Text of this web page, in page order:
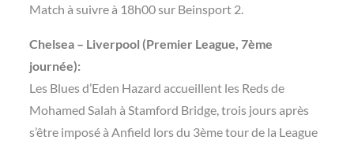
Match à suivre à 18h00 sur Beinsport 2.
Chelsea – Liverpool (Premier League, 7ème
journée):
Les Blues d’Eden Hazard accueillent les Reds de
Mohamed Salah à Stamford Bridge, trois jours après
s’être imposé à Anfield lors du 3ème tour de la League